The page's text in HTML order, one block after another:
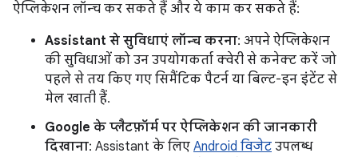
ऐप्लिकेशन लॉन्च कर सकते हैं और ये काम कर सकते हैं:
Assistant से सुविधाएं लॉन्च करना: अपने ऐप्लिकेशन
की सुविधाओं को उन उपयोगकर्ता क्वेरी से कनेक्ट करें जो
पहले से तय किए गए सिमैंटिक पैटर्न या बिल्ट-इन इंटेंट से
मेल खाती हैं.
Google के प्लैटफ़ॉर्म पर ऐप्लिकेशन की जानकारी
दिखाना: Assistant के लिए Android विजेट उपलब्ध